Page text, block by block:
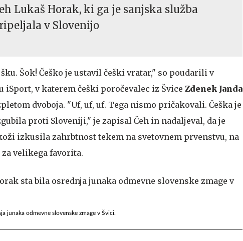
Lukaš Horak, ki ga je sanjska služba
v Slovenijo
Šok! Češko je ustavil češki vratar," so poudarili v
iSport, v katerem češki poročevalec iz Švice Zdenek Janda
dvoboja. "Uf, uf, uf. Tega nismo pričakovali. Češka je
proti Sloveniji," je zapisal Čeh in nadaljeval, da je
izkusila zahrbtnost tekem na svetovnem prvenstvu, na
velikega favorita.
junaka odmevne slovenske zmage v Švici.